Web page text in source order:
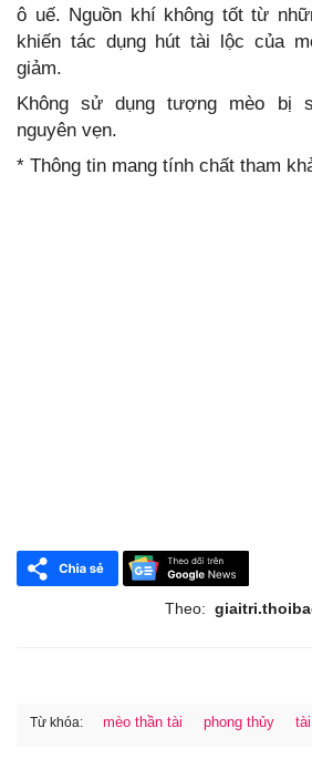
ô uế. Nguồn khí không tốt từ
khiến tác dụng hút tài lộc của
giảm.
Không sử dụng tượng mèo bị
nguyên vẹn.
* Thông tin mang tính chất tham
Theo:
Từ khóa: mèo thần tài phong thủy